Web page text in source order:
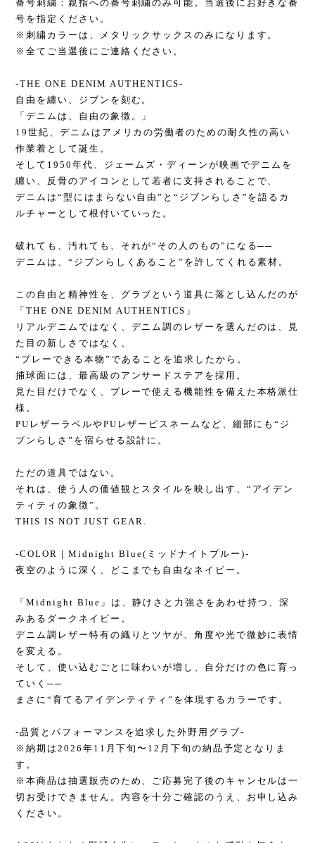
番号刺繍：親指への番号刺繍のみ可能。当選後にお好きな番
号を指定ください。
※刺繍カラーは、メタリックサックスのみになります。
※全てご当選後にご連絡ください。
-THE ONE DENIM AUTHENTICS-
自由を纏い、ジブンを刻む。
「デニムは、自由の象徴。」
19世紀、デニムはアメリカの労働者のための耐久性の高い
作業着として誕生。
そして1950年代、ジェームズ・ディーンが映画でデニムを
纏い、反骨のアイコンとして若者に支持されることで、
デニムは“型にはまらない自由”と“ジブンらしさ”を語るカ
ルチャーとして根付いていった。
破れても、汚れても、それが“その人のもの”になる──
デニムは、“ジブンらしくあること”を許してくれる素材。
この自由と精神性を、グラブという道具に落とし込んだのが
「THE ONE DENIM AUTHENTICS」
リアルデニムではなく、デニム調のレザーを選んだのは、見
た目の新しさではなく、
“プレーできる本物”であることを追求したから。
捕球面には、最高級のアンサードステアを採用。
見た目だけでなく、プレーで使える機能性を備えた本格派仕
様。
PUレザーラベルやPUレザーピスネームなど、細部にも“ジ
ブンらしさ”を宿らせる設計に。
ただの道具ではない。
それは、使う人の価値観とスタイルを映し出す、“アイデン
ティティの象徴”。
THIS IS NOT JUST GEAR.
-COLOR｜Midnight Blue(ミッドナイトブルー)-
夜空のように深く、どこまでも自由なネイビー。
「Midnight Blue」は、静けさと力強さをあわせ持つ、深
みあるダークネイビー。
デニム調レザー特有の織りとツヤが、角度や光で微妙に表情
を変える。
そして、使い込むごとに味わいが増し、自分だけの色に育っ
ていく──
まさに“育てるアイデンティティ”を体現するカラーです。
-品質とパフォーマンスを追求した外野用グラブ-
※納期は2026年11月下旬〜12月下旬の納品予定となりま
す。
※本商品は抽選販売のため、ご応募完了後のキャンセルは一
切お受けできません。内容を十分ご確認のうえ、お申し込み
ください。